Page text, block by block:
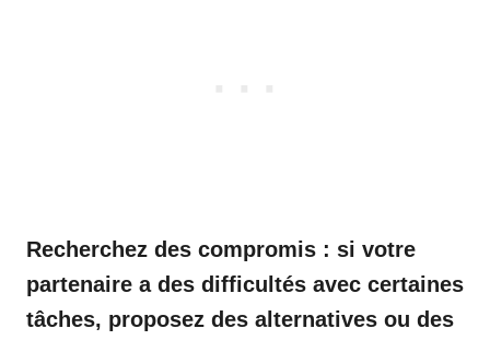
Recherchez des compromis : si votre
partenaire a des difficultés avec certaines
tâches, proposez des alternatives ou des